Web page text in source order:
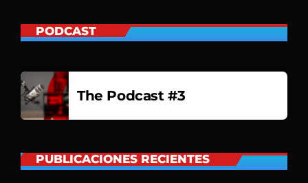
CONTACTO
PODCAST
The Podcast #3
PUBLICACIONES RECIENTES